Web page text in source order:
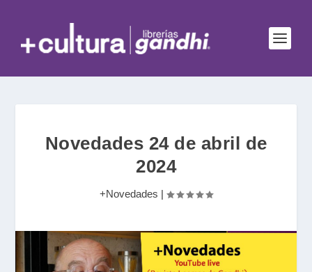
Novedades 24 de abril de
2024
+Novedades |